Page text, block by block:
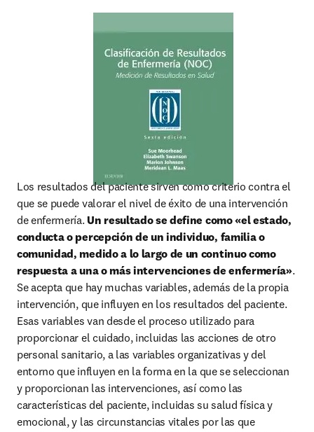
Los resultados del paciente sirven como criterio contra el
que se puede valorar el nivel de éxito de una intervención
de enfermería. Un resultado se define como «el estado,
conducta o percepción de un individuo, familia o
comunidad, medido a lo largo de un continuo como
respuesta a una o más intervenciones de enfermería».
Se acepta que hay muchas variables, además de la propia
intervención, que influyen en los resultados del paciente.
Esas variables van desde el proceso utilizado para
proporcionar el cuidado, incluidas las acciones de otro
personal sanitario, a las variables organizativas y del
entorno que influyen en la forma en la que se seleccionan
y proporcionan las intervenciones, así como las
características del paciente, incluidas su salud física y
emocional, y las circunstancias vitales por las que